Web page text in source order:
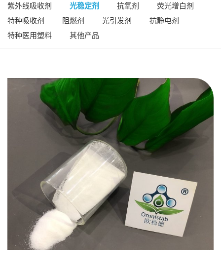
紫外线吸收剂 光稳定剂 抗氧剂
荧光增白剂
特种吸收剂
阻燃剂 光引发剂
抗静电剂
特种医用塑料
其他产品